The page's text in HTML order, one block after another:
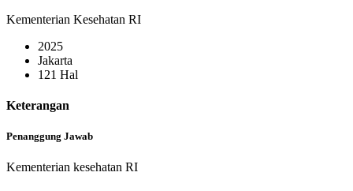
Kementerian Kesehatan RI
2025
Jakarta
121 Hal
Keterangan
Penanggung Jawab
Kementerian kesehatan RI